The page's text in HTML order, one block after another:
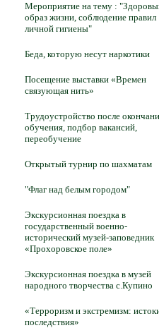
Мероприятие на тему :
образ жизни, соблюдение правил
личной гигиены"
Беда, которую несут наркотики
Посещение выставки «Времен
связующая нить»
Трудоустройство после
обучения, подбор вакансий,
переобучение
Открытый турнир по шахматам
"Флаг над белым городом"
Экскурсионная поездка в
государственный военно-
исторический музей-заповедник
«Прохоровское поле»
Экскурсионная поездка в музей
народного творчества с.Купино
«Терроризм и экстремизм:
последствия»